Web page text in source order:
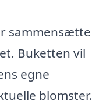
sammensætte
Buketten vil
egne
blomster.